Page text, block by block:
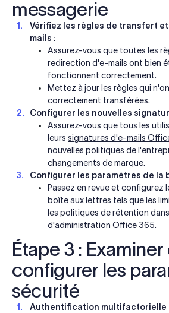
messagerie
Vérifiez les règles de transfert
mails :
Assurez-vous que toutes les
redirection d'e-mails ont bien
fonctionnent correctement.
Mettez à jour les règles qui
correctement transférées.
Configurer les nouvelles
Assurez-vous que tous les
leurs signatures d'e-mails
nouvelles politiques de
changements de marque.
Configurer les paramètres de la
Passez en revue et configurez
boîte aux lettres tels que les
les politiques de rétention
d'administration Office 365.
Étape 3 : Examiner
configurer les
sécurité
Authentification multifactorielle